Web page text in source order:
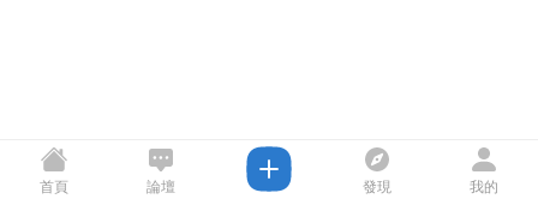
首頁 論壇 發現 我的